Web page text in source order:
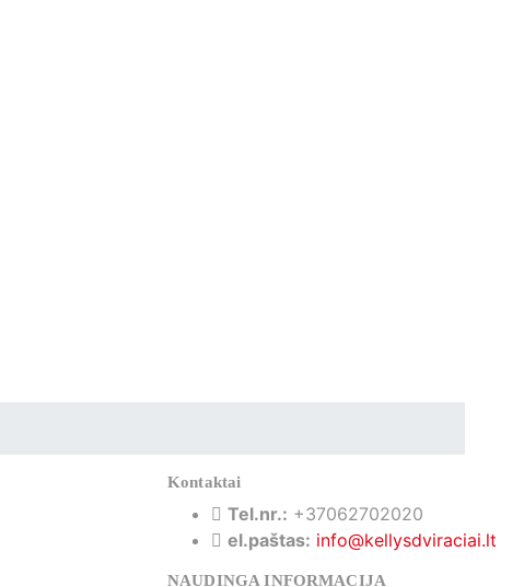
Kontaktai
Tel.nr.: +37062702020
el.paštas: info@kellysdviraciai.lt
NAUDINGA INFORMACIJA